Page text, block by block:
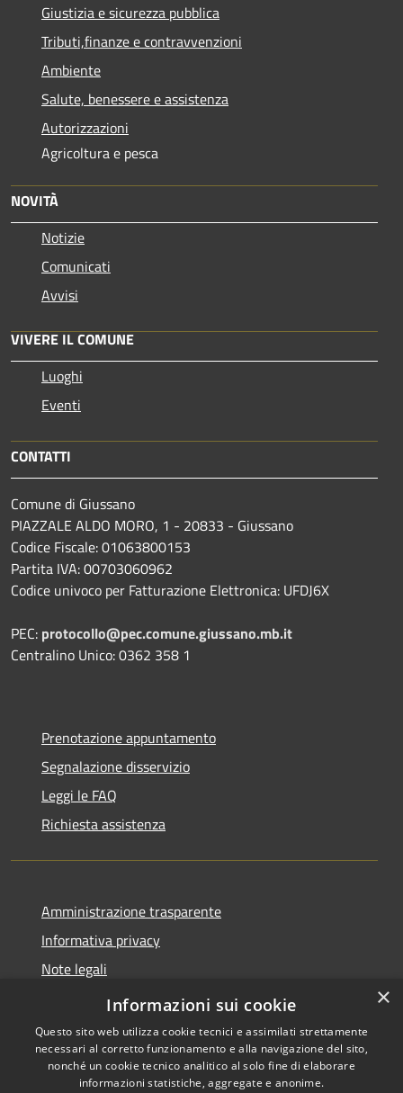
Giustizia e sicurezza pubblica
Tributi,finanze e contravvenzioni
Ambiente
Salute, benessere e assistenza
Autorizzazioni
Agricoltura e pesca
NOVITÀ
Notizie
Comunicati
Avvisi
VIVERE IL COMUNE
Luoghi
Eventi
CONTATTI
Comune di Giussano
PIAZZALE ALDO MORO, 1 - 20833 - Giussano
Codice Fiscale: 01063800153
Partita IVA: 00703060962
Codice univoco per Fatturazione Elettronica: UFDJ6X
PEC: protocollo@pec.comune.giussano.mb.it
Centralino Unico: 0362 358 1
Prenotazione appuntamento
Segnalazione disservizio
Leggi le FAQ
Richiesta assistenza
Amministrazione trasparente
Informativa privacy
Note legali
Dichiarazione di accessibilità
Copyright © 2026 • Comune di
×
Informazioni sui cookie
Questo sito web utilizza cookie tecnici e assimilati strettamente
necessari al corretto funzionamento e alla navigazione del sito,
nonché un cookie tecnico analitico al solo fine di elaborare
informazioni statistiche, aggregate e anonime.